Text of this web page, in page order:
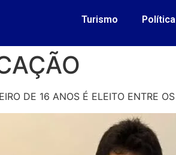
Turismo Política
DE 16 ANOS É ELEITO ENTRE